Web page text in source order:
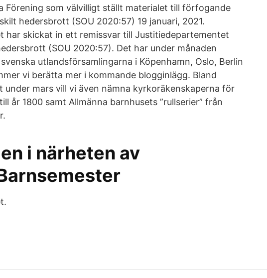
Förening som välvilligt ställt materialet till förfogande
hedersbrott (SOU 2020:57) 19 januari, 2021.
har skickat in ett remissvar till Justitiedepartementet
(SOU 2020:57). Det har under månaden
utlandsförsamlingarna i Köpenhamn, Oslo, Berlin
vi berätta mer i kommande blogginlägg. Bland
mars vill vi även nämna kyrkoräkenskaperna för
år 1800 samt Allmänna barnhusets ”rullserier” från
i närheten av